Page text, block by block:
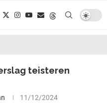
teisteren
11/12/2024